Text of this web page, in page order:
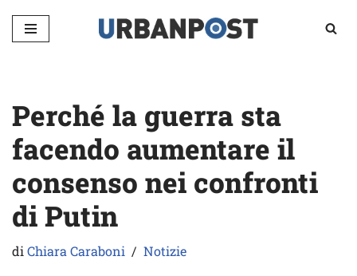
Vai
Perché la guerra sta
facendo aumentare il
consenso nei confronti
di Putin
diChiara Caraboni Notizie